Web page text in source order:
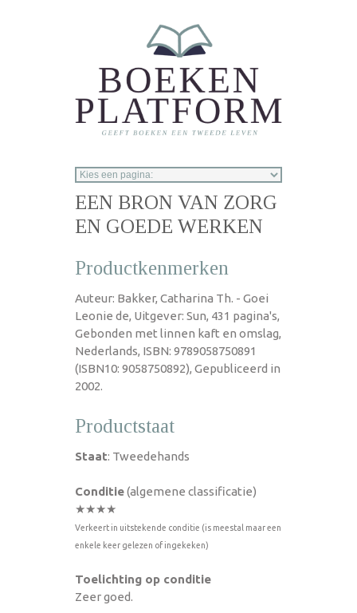
EEN BRON VAN ZORG
EN GOEDE WERKEN
Productkenmerken
Auteur: Bakker, Catharina Th. - Goei
Leonie de, Uitgever: Sun, 431 pagina's,
Gebonden met linnen kaft en omslag,
Nederlands, ISBN: 9789058750891
(ISBN10: 9058750892), Gepubliceerd in
2002.
Productstaat
Staat: Tweedehands
Conditie(algemene classificatie)
★★★★
Verkeert in uitstekende conditie (is meestal maar een
enkele keer gelezen of ingekeken)
Toelichting op conditie
Zeer goed.